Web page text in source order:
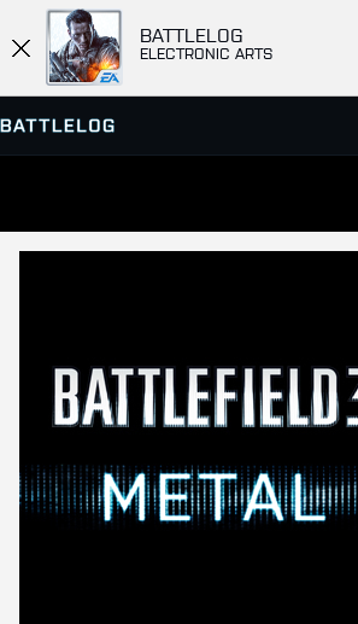
BATTLELOG
ELECTRONIC ARTS
PRZEGLĄDARKA SERWERÓW